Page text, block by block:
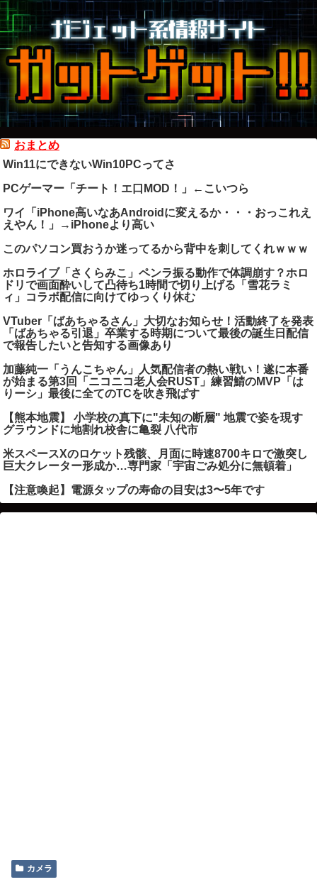
おまとめ
Win11にできないWin10PCってさ
PCゲーマー「チート！エ口MOD！」←こいつら
ワイ「iPhone高いなあAndroidに変えるか・・・おっこれえ
えやん！」→iPhoneより高い
このパソコン買おうか迷ってるから背中を刺してくれｗｗｗ
ホロライブ「さくらみこ」ペンラ振る動作で体調崩す？ホロ
ドリで画面酔いして凸待ち1時間で切り上げる「雪花ラミ
ィ」コラボ配信に向けてゆっくり休む
VTuber「ばあちゃるさん」大切なお知らせ！活動終了を発表
「ばあちゃる引退」卒業する時期について最後の誕生日配信
で報告したいと告知する画像あり
加藤純一「うんこちゃん」人気配信者の熱い戦い！遂に本番
が始まる第3回「ニコニコ老人会RUST」練習鯖のMVP「は
りーシ」最後に全てのTCを吹き飛ばす
【熊本地震】 小学校の真下に"未知の断層" 地震で姿を現す
グラウンドに地割れ校舎に亀裂 八代市
米スペースXのロケット残骸、月面に時速8700キロで激突し
巨大クレーター形成か…専門家「宇宙ごみ処分に無頓着」
【注意喚起】電源タップの寿命の目安は3〜5年です
カメラ